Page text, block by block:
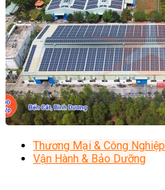
Thương Mại & Công Nghiệp
Vận Hành & Bảo Dưỡng